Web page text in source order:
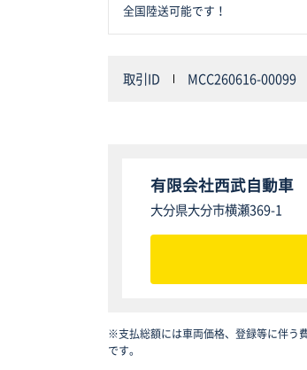
全国陸送可能です！
取引ID MCC260616-00099
有限会社西武自動車
大分県大分市横瀬369-1
※支払総額には車両価格、登録等に伴う
です。